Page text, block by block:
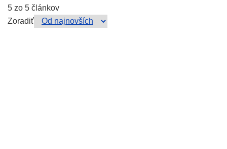
5 zo 5 článkov
Zoradiť